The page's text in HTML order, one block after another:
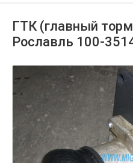
ГТК (главный
Рославль 100-